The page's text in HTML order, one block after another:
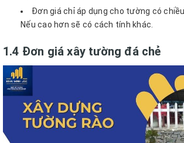
Đơn giá chỉ áp dụng cho tường có
Nếu cao hơn sẽ có cách tính khác.
1.4 Đơn giá xây tường đá chẻ